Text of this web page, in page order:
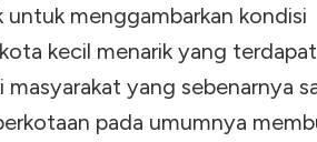
menggambarkan kondisi
kecil menarik yang
masyarakat yang sebenarnya
pada umumnya